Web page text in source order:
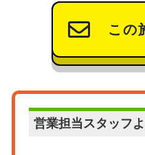
この
営業担当スタッフ